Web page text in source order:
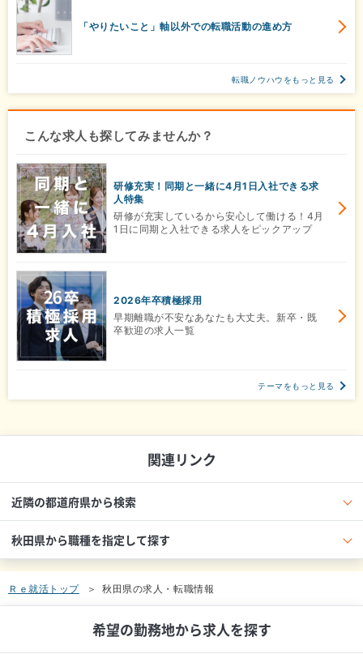
「やりたいこと」軸以外での転職活動の進め方
転職ノウハウをもっと見る
こんな求人も探してみませんか？
研修充実！同期と一緒に4月1日入社できる求
人特集
研修が充実しているから安心して働ける！4月
1日に同期と入社できる求人をピックアップ
2026年卒積極採用
早期離職が不安なあなたも大丈夫。新卒・既
卒歓迎の求人一覧
テーマをもっと見る
関連リンク
近隣の都道府県から検索
秋田県から職種を指定して探す
Ｒｅ就活トップ 秋田県の求人・転職情報
希望の勤務地から求人を探す